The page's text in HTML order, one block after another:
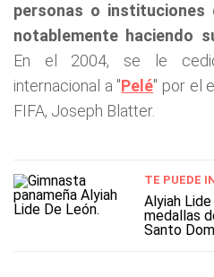
personas o instituciones
notablemente haciendo
En el 2004, se le
internacional a "Pelé" por el
FIFA, Joseph Blatter.
TE PUEDE
Alyiah
medallas
Santo